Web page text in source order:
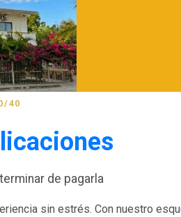
40
de pagarla
sin estrés. Con nuestro